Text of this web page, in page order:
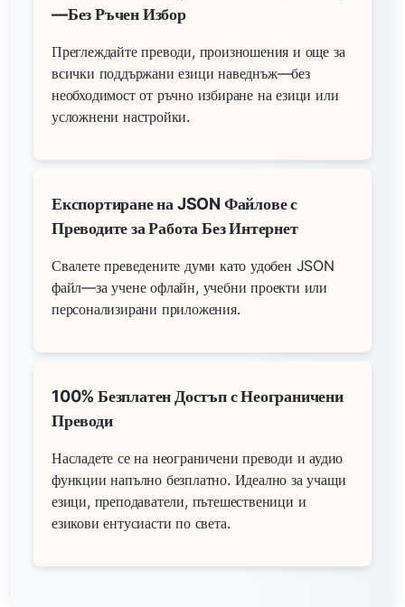
—Без Ръчен Избор
Преглеждайте преводи, произношения и още за
всички поддържани езици наведнъж—без
необходимост от ръчно избиране на езици или
усложнени настройки.
Експортиране на JSON Файлове с
Преводите за Работа Без Интернет
Свалете преведените думи като удобен JSON
файл—за учене офлайн, учебни проекти или
персонализирани приложения.
100% Безплатен Достъп с Неограничени
Преводи
Насладете се на неограничени преводи и аудио
функции напълно безплатно. Идеално за учащи
езици, преподаватели, пътешественици и
езикови ентусиасти по света.